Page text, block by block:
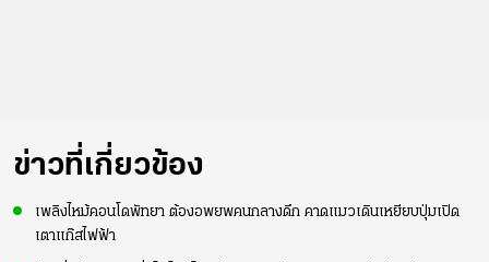
ข่าวที่เกี่ยวข้อง
เพลิงไหม้คอนโดพัทยา ต้องอพยพคนกลางดึก คาดแมวเดินเหยียบปุ่มเปิด
เตาแก๊สไฟฟ้า